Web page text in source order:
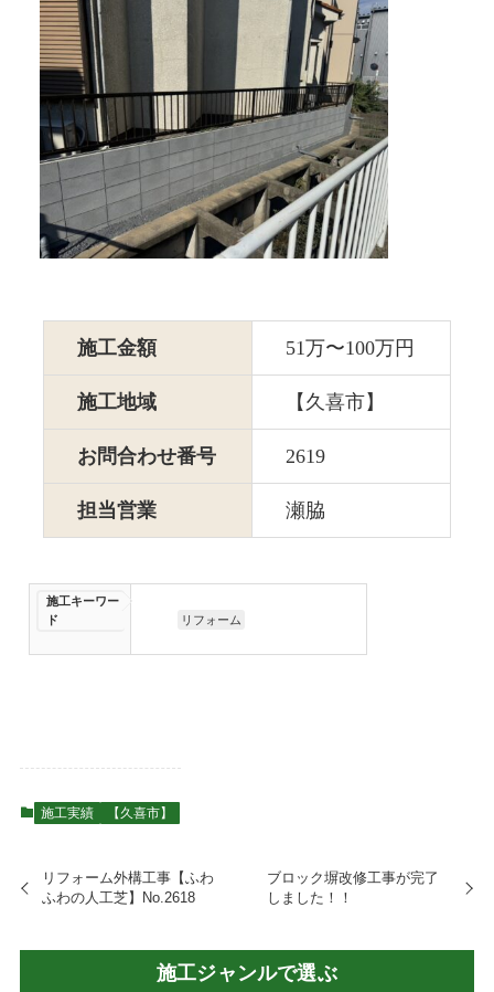
施工金額 51万〜100万円
施工地域 【久喜市】
お問合わせ番号 2619
担当営業 瀬脇
施工キーワー
ド
リフォーム
施工実績 【久喜市】
リフォーム外構工事【ふわ
ふわの人工芝】No.2618
ブロック塀改修工事が完了
しました！！
施工ジャンルで選ぶ